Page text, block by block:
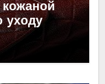
уходу